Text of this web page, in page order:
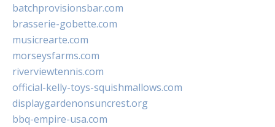
batchprovisionsbar.com
brasserie-gobette.com
musicrearte.com
morseysfarms.com
riverviewtennis.com
official-kelly-toys-squishmallows.com
displaygardenonsuncrest.org
bbq-empire-usa.com